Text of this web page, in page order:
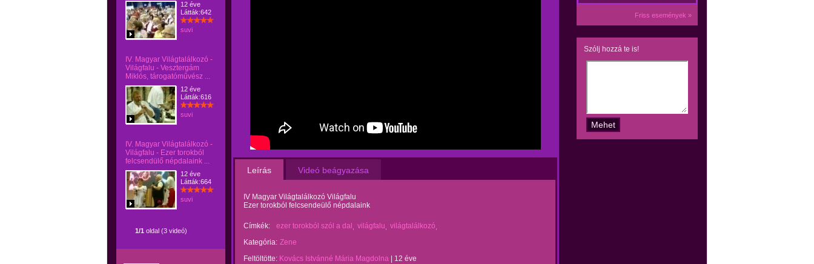
12 éve
Látták:642
suvi
IV. Magyar Világtalálkozó -
Világfalu - Vesztergám
Miklós, tárogatóművész ...
12 éve
Látták:616
suvi
IV. Magyar Világtalálkozó -
Világfalu - Ezer torokból
felcsendülő népdalaink ...
12 éve
Látták:664
suvi
1/1 oldal (3 videó)
Leírás Videó beágyazása
IV Magyar Világtalálkozó Világfalu
Ezer torokból felcsendeülő népdalaink
Címkék: ezer torokból szól a dal világfalu
világtalálkozó
Kategória: Zene
Feltöltötte: Kovács Istvánné Mária Magdolna 12 éve
Friss események »
Szólj hozzá te is!